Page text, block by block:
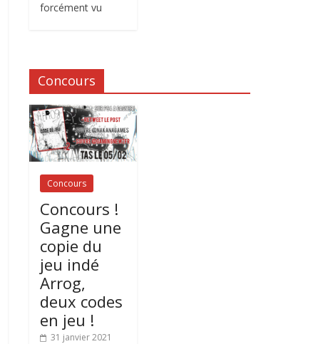
forcément vu
Concours
Concours
Concours !
Gagne une
copie du
jeu indé
Arrog,
deux codes
en jeu !
31 janvier 2021